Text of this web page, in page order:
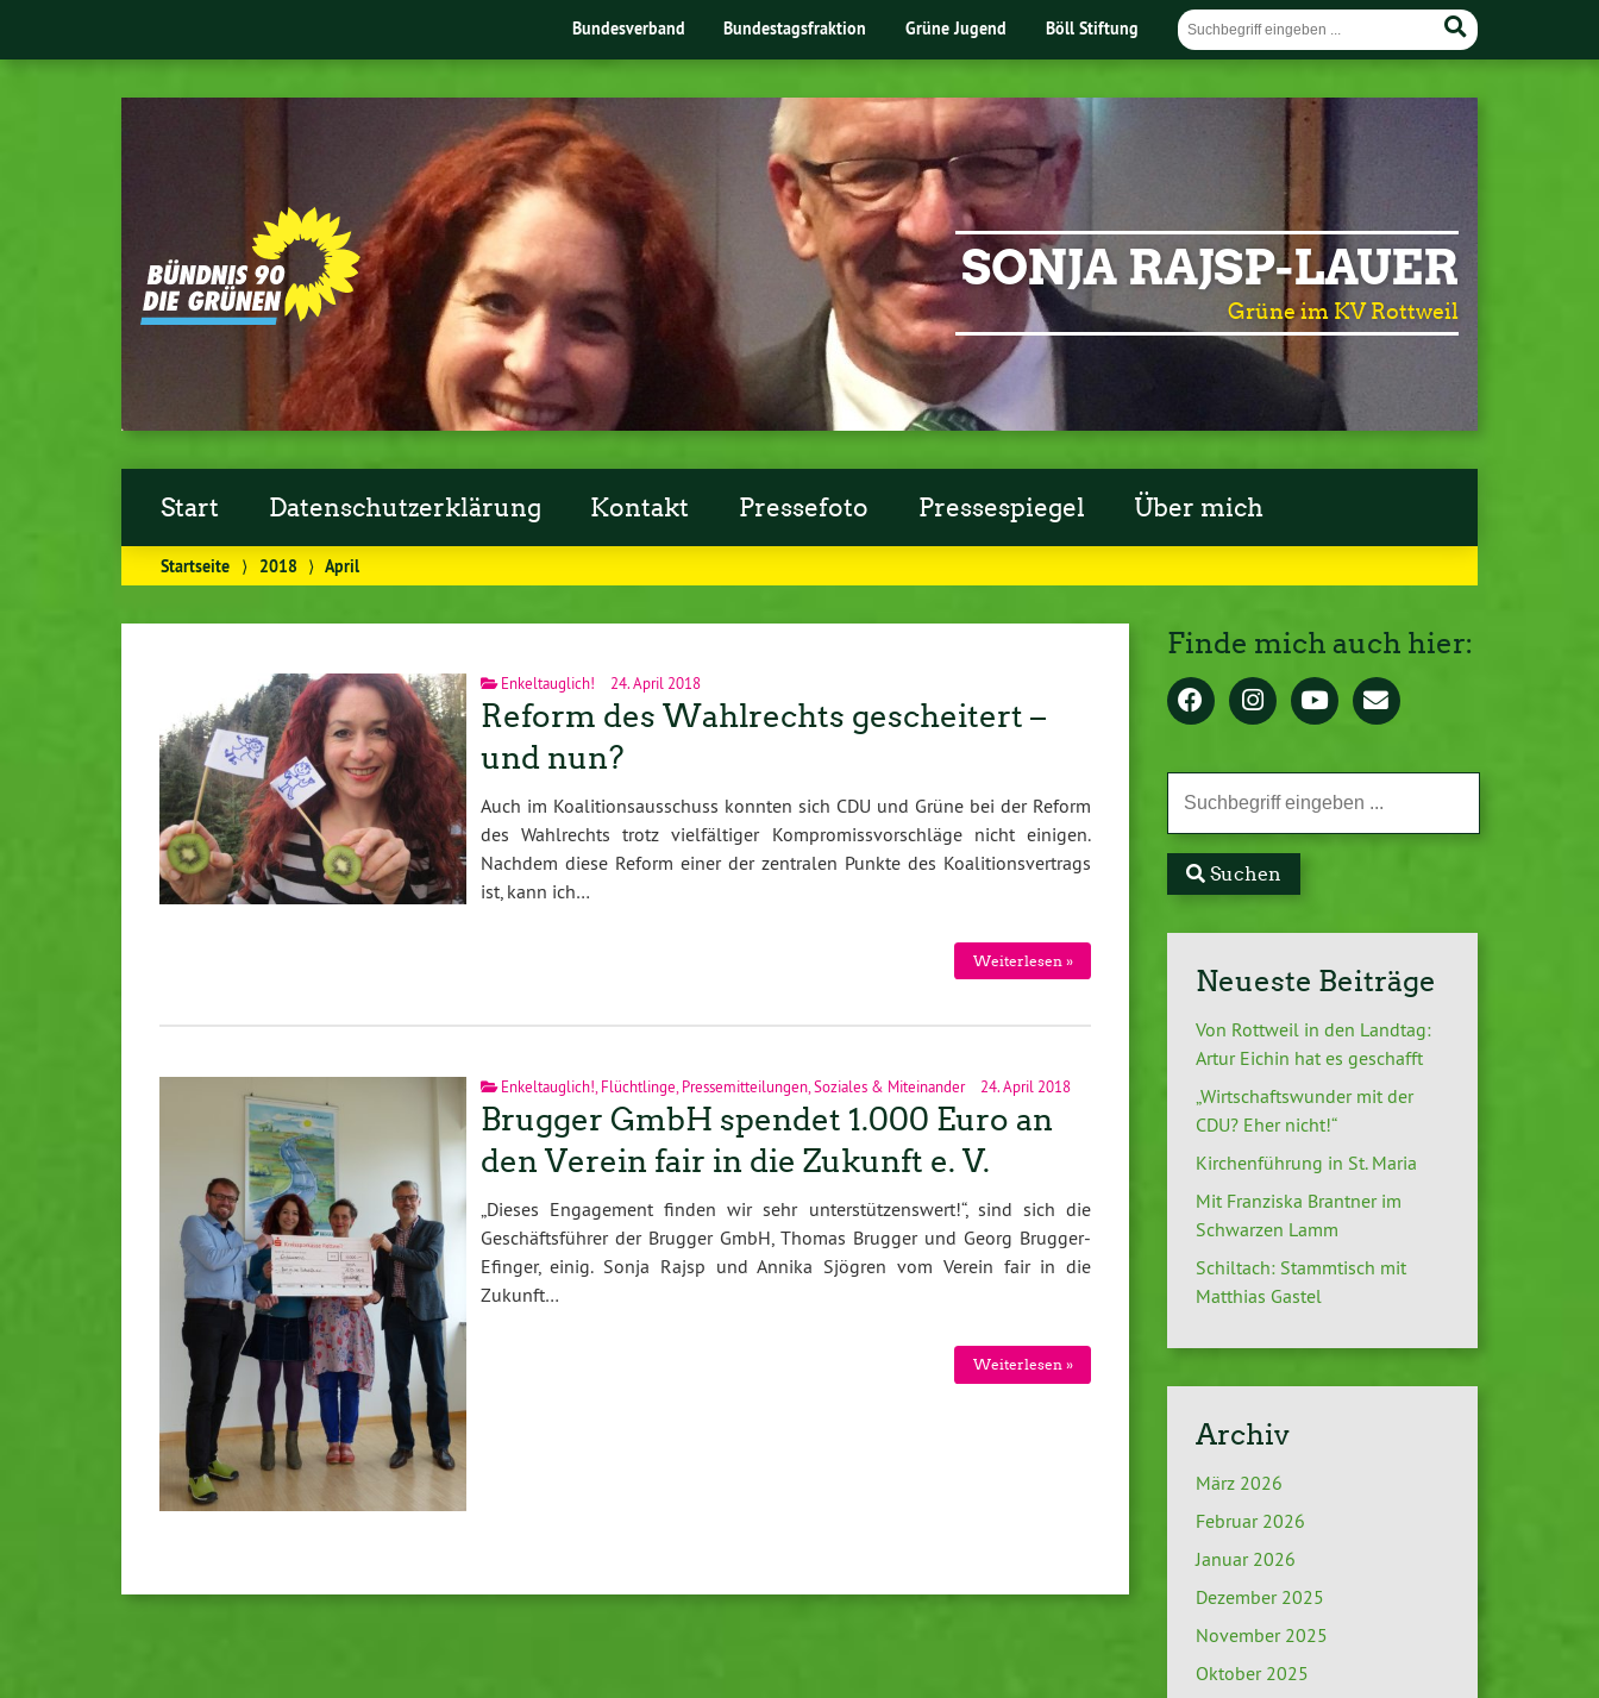
Bundesverband Bundestagsfraktion Grüne Jugend Böll Stiftung
SONJA RAJSP-LAUER
Grüne im KV Rottweil
Start Datenschutzerklärung Kontakt Pressefoto Pressespiegel Über mich
Startseite ⟩ 2018 ⟩ April
Enkeltauglich! 24. April 2018
Reform des Wahlrechts gescheitert –
und nun?
Auch im Koalitionsausschuss konnten sich CDU und Grüne bei der Reform
des Wahlrechts trotz vielfältiger Kompromissvorschläge nicht einigen.
Nachdem diese Reform einer der zentralen Punkte des Koalitionsvertrags
ist, kann ich…
Weiterlesen »
Enkeltauglich!,Flüchtlinge,Pressemitteilungen,Soziales & Miteinander 24. April 2018
Brugger GmbH spendet 1.000 Euro an
den Verein fair in die Zukunft e. V.
„Dieses Engagement finden wir sehr unterstützenswert!“, sind sich die
Geschäftsführer der Brugger GmbH, Thomas Brugger und Georg Brugger-
Efinger, einig. Sonja Rajsp und Annika Sjögren vom Verein fair in die
Zukunft…
Weiterlesen »
Finde mich auch hier:
Suchen
Neueste Beiträge
Von Rottweil in den Landtag:
Artur Eichin hat es geschafft
„Wirtschaftswunder mit der
CDU? Eher nicht!“
Kirchenführung in St. Maria
Mit Franziska Brantner im
Schwarzen Lamm
Schiltach: Stammtisch mit
Matthias Gastel
Archiv
März 2026
Februar 2026
Januar 2026
Dezember 2025
November 2025
Oktober 2025